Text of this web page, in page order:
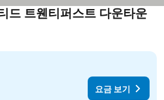
드 트웬티퍼스트 다운타운
요금 보기